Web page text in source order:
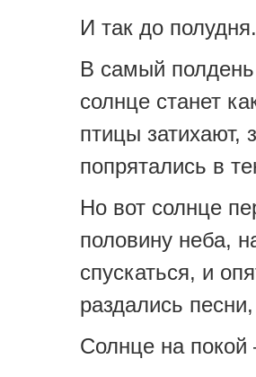
И так до полудня.
В самый
солнце станет
птицы
попрятались в
Но вот солнце
половину неба,
спускаться, и
раздались
Солнце на